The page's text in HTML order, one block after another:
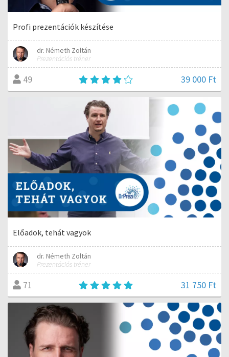
Profi prezentációk készítése
dr. Németh Zoltán
Prezentációs tréner
49 39 000 Ft
Előadok, tehát vagyok
dr. Németh Zoltán
Prezentációs tréner
71 31 750 Ft